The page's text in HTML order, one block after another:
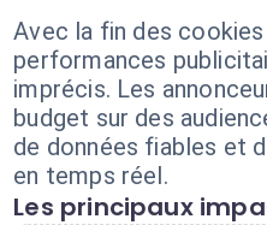
Avec la fin des
performances
imprécis. Les
budget sur des
de données fiables et
en temps réel.
Les principaux